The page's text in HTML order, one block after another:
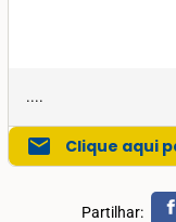
....
mail Clique aqui
Partilhar: